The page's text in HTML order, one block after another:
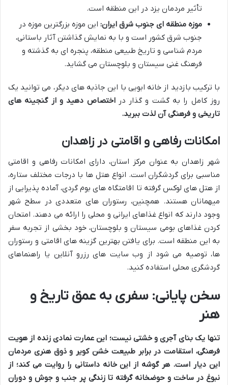
تأثیر مردمان یزد در این منطقه است.
موزه منطقه ای جنوب شرق ایران: این موزه بزرگترین موزه در
جنوب شرق کشور است و با به نمایش گذاشتن آثار باستانی،
مردم شناسی و تاریخ طبیعی منطقه، پنجره ای به گذشته و
فرهنگ غنی سیستان و بلوچستان می گشاید.
با ترکیب بازدید از خانه ابویی با این جاذبه های دیگر، می توانید یک
روز کامل را به گشت و گذار دراختصاص دهید و از گنجینه های
تاریخی و فرهنگی آن لذت ببرید.
امکانات رفاهی و اقامتی در زاهدان
شهر زاهدان به عنوان مرکز استان، دارای امکانات رفاهی و اقامتی
مناسبی برای گردشگران است. انواع هتل ها با درجات مختلف ستاره،
از هتل های لوکس گرفته تا اقامتگاه های بوم گردی، آماده پذیرایی از
میهمانان هستند. همچنین، رستوران های متعددی در سطح شهر
وجود دارند که انواع غذاهای ایرانی و محلی را ارائه می دهند. امتحان
کردن غذاهای بومی سیستان و بلوچستان، خود بخشی از تجربه سفر
به این منطقه است. برای یافتن بهترین گزینه های اقامتی و رستوران
ها، توصیه می شود از وب سایت های رزرو آنلاین یا راهنماهای
گردشگری محلی استفاده کنید.
سخن پایانی: سفری به عمق تاریخ و
هنر
تنها یک بنای آجری و خشتی نیست؛ این عمارت نمادی زنده از هویت
فرهنگی، استقامت در برابر طبیعت خشن کویر و ذوق هنری مردمان
این دیار است. هر گوشه از این خانه داستانی را روایت می کند؛ از
نبوغ در ساخت و حوضخانه گرفته تا زندگی پر جنب و جوشو دوران